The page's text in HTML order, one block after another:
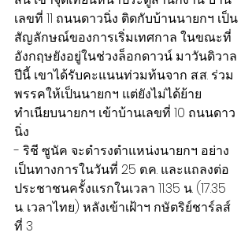
เลขที่ 11 ถนนดาวนิ่ง ติดกับบ้านนายกฯ เป็น
สัญลักษณ์ของการเริ่มเทศกาล ในขณะที่
อังกฤษยังอยู่ในช่วงล็อกดาวน์ มาวันดิวาล
ปีนี้ เขาได้รับคะแนนท่วมท้นจาก ส.ส. ร่วม
พรรคให้เป็นนายกฯ แต่ยังไม่ได้ย้าย
ทำเนียบนายกฯ เข้าบ้านเลขที่ 10 ถนนดาว
นิ่ง
- ริชี ซูนัค จะดำรงตำแหน่งนายกฯ อย่าง
เป็นทางการในวันที่ 25 ต.ค. และแถลงต่อ
ประชาชนครั้งแรกในเวลา 11.35 น. (17.35
น. เวลาไทย) หลังเข้าเฝ้าฯ กษัตริย์ชาร์ลส์
ที่ 3